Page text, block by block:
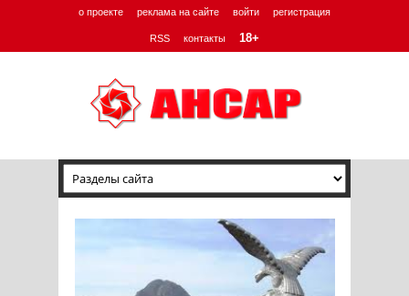
о проекте реклама на сайте войти регистрация
RSS контакты 18+